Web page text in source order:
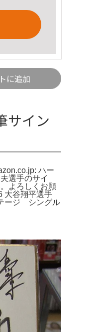
に追加
サイン
ハー
選手のサイ
よろしくお願
大谷翔平選手
ージ シングル